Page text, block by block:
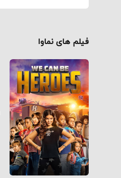
فیلم های نماوا